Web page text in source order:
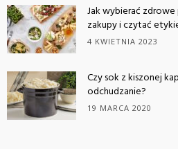
Jak wybierać
zakupy i czytać
4 KWIETNIA 2023
Czy sok z kiszonej
odchudzanie?
19 MARCA 2020